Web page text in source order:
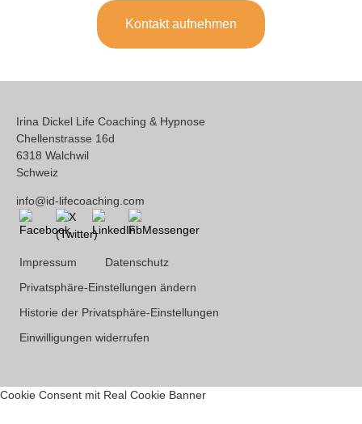
Kontakt aufnehmen
Irina Dickel Life Coaching & Hypnose
Chellenstrasse 16d
6318 Walchwil
Schweiz
info@id-lifecoaching.com
Impressum
Datenschutz
Privatsphäre-Einstellungen ändern
Historie der Privatsphäre-Einstellungen
Einwilligungen widerrufen
Cookie Consent mit Real Cookie Banner